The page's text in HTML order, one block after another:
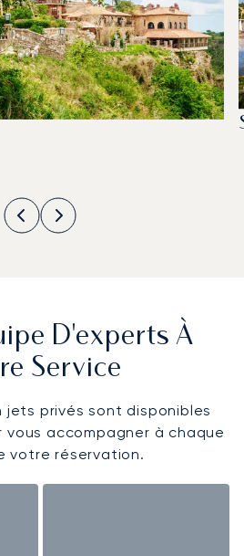
D'experts À
Service
jets privés sont disponibles
accompagner à chaque
votre réservation.